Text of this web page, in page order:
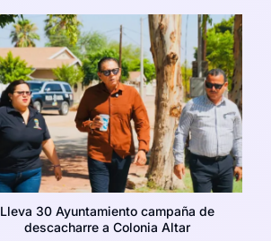
Lleva 30 Ayuntamiento campaña de
descacharre a Colonia Altar